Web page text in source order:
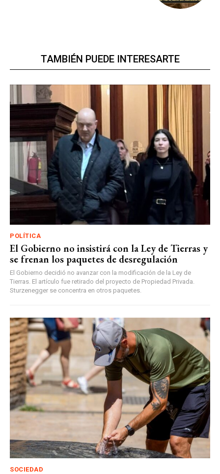
TAMBIÉN PUEDE INTERESARTE
POLÍTICA
El Gobierno no insistirá con la Ley de Tierras y
se frenan los paquetes de desregulación
El Gobierno decidió no avanzar con la modificación de la Ley de
Tierras. El artículo fue retirado del proyecto de Propiedad Privada.
Sturzenegger se concentra en otros paquetes.
SOCIEDAD